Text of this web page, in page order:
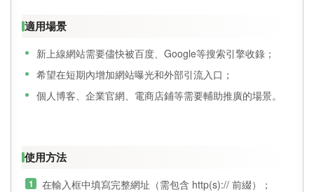
適用場景
新上線網站需要儘快被百度、Google等搜索引擎收錄；
希望在短期內增加網站曝光和外部引流入口；
個人博客、企業官網、電商店鋪等需要輔助推廣的場景。
使用方法
在輸入框中填寫完整網址（需包含 http(s):// 前綴）；